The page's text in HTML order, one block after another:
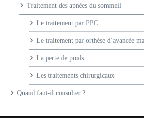
Traitement des apnées du sommeil
Le traitement par PPC
Le traitement par orthèse d’avancée
La perte de poids
Les traitements chirurgicaux
Quand faut-il consulter ?